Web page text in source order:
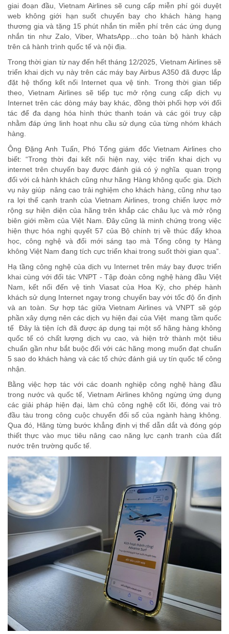
giai đoạn đầu, Vietnam Airlines sẽ cung cấp miễn phí gói duyệt
web không giới hạn suốt chuyến bay cho khách hàng hạng
thương gia và tặng 15 phút nhắn tin miễn phí trên các ứng dụng
nhắn tin như Zalo, Viber, WhatsApp…cho toàn bộ hành khách
trên cả hành trình quốc tế và nội địa.
Trong thời gian từ nay đến hết tháng 12/2025, Vietnam Airlines sẽ
triển khai dịch vụ này trên các máy bay Airbus A350 đã được lắp
đặt hệ thống kết nối Internet qua vệ tinh. Trong thời gian tiếp
theo, Vietnam Airlines sẽ tiếp tục mở rộng cung cấp dịch vụ
Internet trên các dòng máy bay khác, đồng thời phối hợp với đối
tác để đa dạng hóa hình thức thanh toán và các gói truy cập
nhằm đáp ứng linh hoạt nhu cầu sử dụng của từng nhóm khách
hàng.
Ông Đặng Anh Tuấn, Phó Tổng giám đốc Vietnam Airlines cho
biết: “Trong thời đại kết nối hiện nay, việc triển khai dịch vụ
internet trên chuyến bay được đánh giá có ý nghĩa quan trọng
đối với cả hành khách cũng như hãng Hàng không quốc gia. Dịch
vụ này giúp nâng cao trải nghiệm cho khách hàng, cũng như tạo
ra lợi thế cạnh tranh của Vietnam Airlines, trong chiến lược mở
rộng sự hiện diện của hãng trên khắp các châu lục và mở rộng
biên giới mềm của Việt Nam. Đây cũng là minh chứng trong việc
hiện thực hóa nghị quyết 57 của Bộ chính trị về thúc đẩy khoa
học, công nghệ và đổi mới sáng tạo mà Tổng công ty Hàng
không Việt Nam đang tích cực triển khai trong suốt thời gian qua”.
Hạ tầng công nghệ của dịch vụ Internet trên máy bay được triển
khai cùng với đối tác VNPT - Tập đoàn công nghệ hàng đầu Việt
Nam, kết nối đến vệ tinh Viasat của Hoa Kỳ, cho phép hành
khách sử dụng Internet ngay trong chuyến bay với tốc độ ổn định
và an toàn. Sự hợp tác giữa Vietnam Airlines và VNPT sẽ góp
phần xây dựng nên các dịch vụ hiện đại của Việt mang tầm quốc
tế Đây là tiện ích đã được áp dụng tại một số hãng hàng không
quốc tế có chất lượng dịch vụ cao, và hiện trở thành một tiêu
chuẩn gần như bắt buộc đối với các hãng mong muốn đạt chuẩn
5 sao do khách hàng và các tổ chức đánh giá uy tín quốc tế công
nhận.
Bằng việc hợp tác với các doanh nghiệp công nghệ hàng đầu
trong nước và quốc tế, Vietnam Airlines không ngừng ứng dụng
các giải pháp hiện đại, làm chủ công nghệ cốt lõi, đóng vai trò
đầu tàu trong công cuộc chuyển đổi số của ngành hàng không.
Qua đó, Hãng từng bước khẳng định vị thế dẫn dắt và đóng góp
thiết thực vào mục tiêu nâng cao năng lực cạnh tranh của đất
nước trên trường quốc tế.